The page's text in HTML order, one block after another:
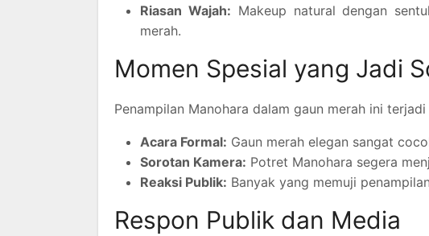
Riasan Wajah: Makeup natural dengan
merah.
Momen Spesial yang Jadi
Penampilan Manohara dalam gaun merah ini
Acara Formal: Gaun merah elegan sangat
Sorotan Kamera: Potret Manohara segera
Reaksi Publik: Banyak yang memuji
Respon Publik dan Media